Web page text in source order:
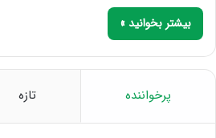
بیشتر بخوانید »
پرخواننده تازه